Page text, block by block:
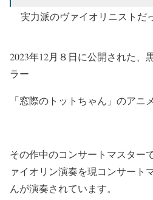
実力派のヴァイオリニストだ
— 映画『窓ぎわのトットちゃ
2023年12月８日に公開された、
ラー
「窓際のトットちゃん」のアニ
その作中のコンサートマスター
ァイオリン演奏を現コンサート
んが演奏されています。